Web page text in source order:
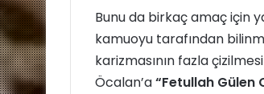
Bunu da birkaç amaç için
kamuoyu tarafından
karizmasının fazla
Öcalan’a“Fetullah Gülen